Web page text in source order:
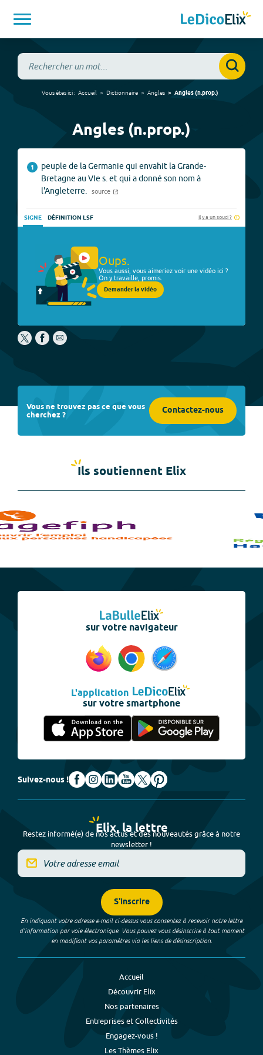
Vous êtes ici : Accueil Dictionnaire Angles Angles(n.prop.)
Angles (n.prop.)
1
peuple de la Germanie qui envahit la Grande-
Bretagne au VIe s. et qui a donné son nom à
l'Angleterre.
source
SIGNE DÉFINITION LSF Il y a un souci ?
Oups.
Vous aussi, vous aimeriez voir une vidéo ici ?
On y travaille, promis.
Demander la vidéo
Vous ne trouvez pas ce que vous
cherchez ? Contactez-nous
Ils soutiennent Elix
sur votre navigateur
L'application
sur votre smartphone
Suivez-nous !
Elix, la lettre
Restez informé(e) de nos actus et des nouveautés grâce à notre
newsletter !
S'inscrire
En indiquant votre adresse e-mail ci-dessus vous consentez à recevoir notre lettre
d’information par voie électronique. Vous pouvez vous désinscrire à tout moment
en modifiant vos paramètres via les liens de désinscription.
Accueil
Découvrir Elix
Nos partenaires
Entreprises et Collectivités
Engagez-vous !
Les Thèmes Elix